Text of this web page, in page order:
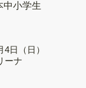
小学生
日（日）
ーナ